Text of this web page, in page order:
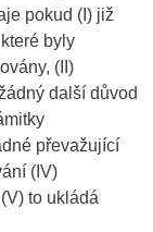
pokud (I) již
byly
(II)
další důvod
převažující
(IV)
to ukládá